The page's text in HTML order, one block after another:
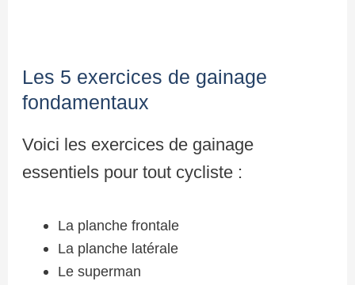
Les 5 exercices de gainage
fondamentaux
Voici les exercices de gainage
essentiels pour tout cycliste :
La planche frontale
La planche latérale
Le superman